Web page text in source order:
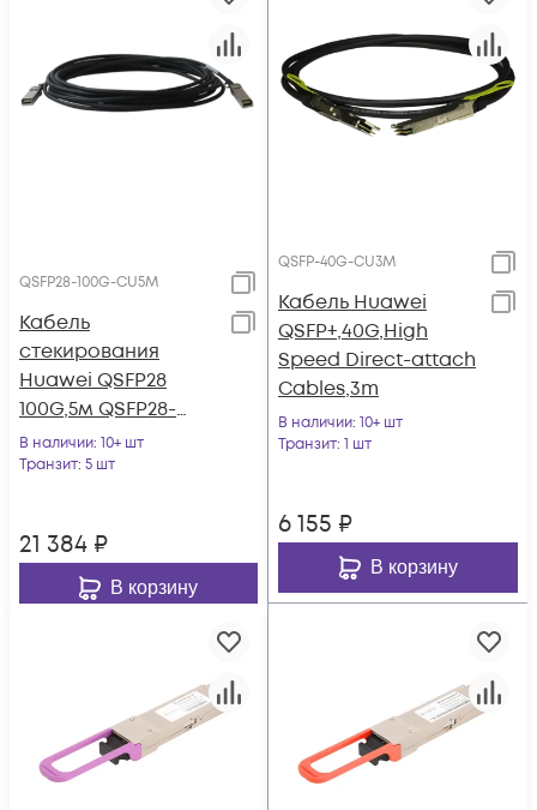
QSFP28-100G-CU5M
Кабель
стекирования
Huawei QSFP28
100G,5м QSFP28-
100G-CU5M
В наличии: 10+ шт
Транзит: 5 шт
21 384 ₽
В корзину
QSFP-40G-CU3M
Кабель Huawei
QSFP+,40G,High
Speed Direct-attach
Cables,3m
В наличии: 10+ шт
Транзит: 1 шт
6 155 ₽
В корзину